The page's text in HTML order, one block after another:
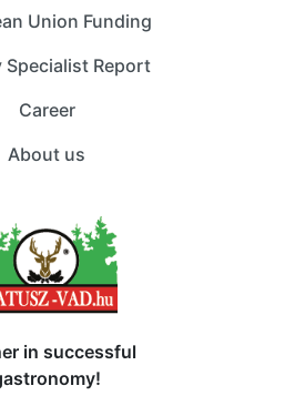
Union Funding
Specialist Report
Career
About us
in successful